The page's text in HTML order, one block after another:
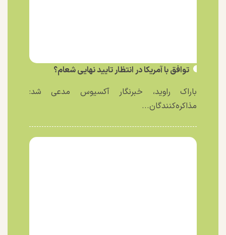
توافق با آمریکا در انتظار تایید نهایی شعام؟
باراک راوید، خبرنگار آکسیوس مدعی شد:
مذاکره‌کنندگان...